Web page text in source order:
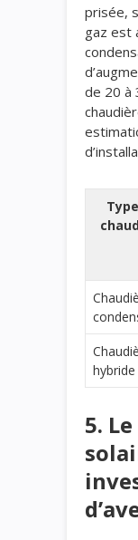
prisée,
gaz est
de 20 à
hybride
5.